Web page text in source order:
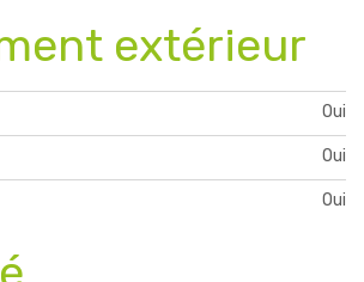
extérieur
Oui
Oui
Oui